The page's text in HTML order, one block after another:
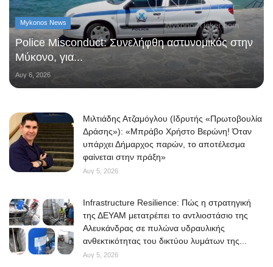
Mykonos News
Police Misconduct: Συνελήφθη αστυνομικός στην
Μύκονο, για...
Αυγ 6, 2026
Μιλτιάδης Ατζαμόγλου (Ιδρυτής «Πρωτοβουλία
Δράσης»): «Μπράβο Χρήστο Βερώνη! Όταν
υπάρχει Δήμαρχος παρών, το αποτέλεσμα
φαίνεται στην πράξη»
Αυγ 5, 2026
Infrastructure Resilience: Πώς η στρατηγική
της ΔΕΥΑΜ μετατρέπει το αντλιοστάσιο της
Αλευκάνδρας σε πυλώνα υδραυλικής
ανθεκτικότητας του δικτύου λυμάτων της...
Αυγ 5, 2026